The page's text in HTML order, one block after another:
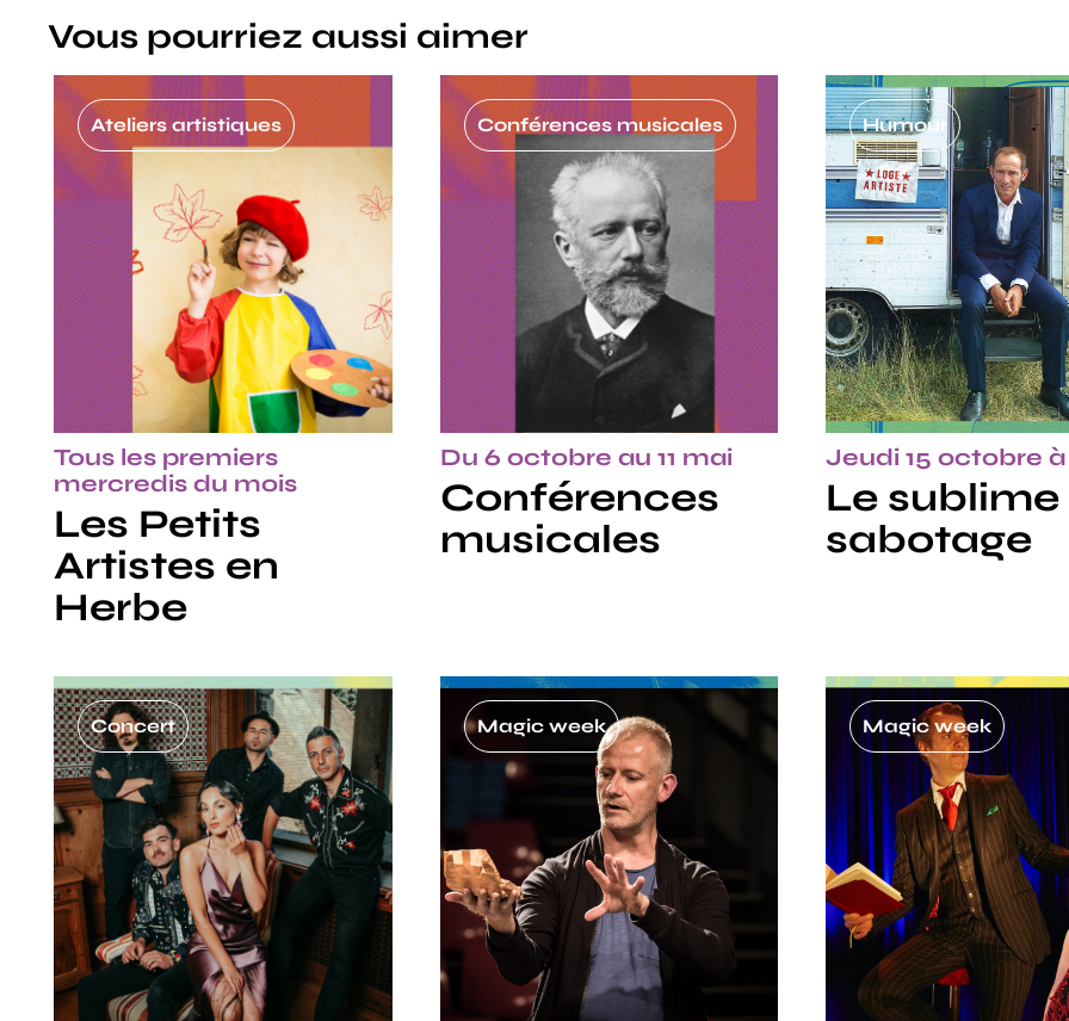
Vous pourriez aussi aimer
Ateliers artistiques
Tous les premiers
mercredis du mois
Les Petits
Artistes en
Herbe
Conférences musicales
Du 6 octobre au 11 mai
Conférences
musicales
Humour
Jeudi 15 octobre
Le sublime
sabotage
Concert Magic week Magic week